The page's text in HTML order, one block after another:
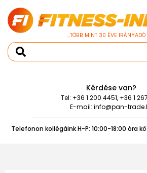
...TÖBB MINT 30 ÉVE
Kérdése van?
Tel: +36 1 200 4451, +36 1
E-mail: info@pan-
Telefonon kollégáink H-P: 10:00-18:00 óra